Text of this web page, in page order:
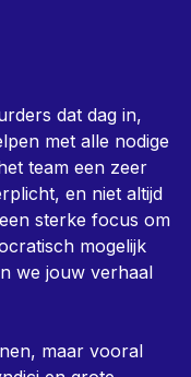
dat dag in,
met alle nodige
team een zeer
en niet altijd
sterke focus om
mogelijk
we jouw verhaal
maar vooral